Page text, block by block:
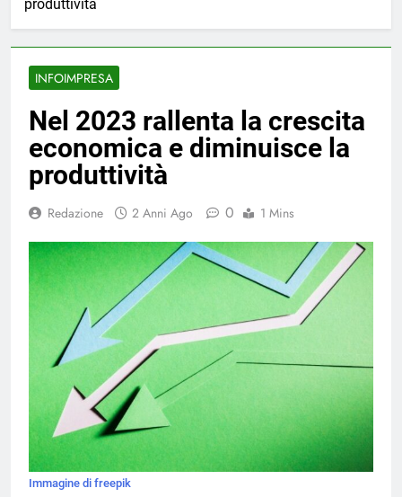
produttività
INFOIMPRESA
Nel 2023 rallenta la crescita
economica e diminuisce la
produttività
Redazione 2 Anni Ago 0 1 Mins
Immagine di freepik